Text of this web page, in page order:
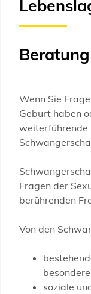
Wenn Sie
Geburt haben
weiterführende
Fragen der
berührenden
Von den
soziale